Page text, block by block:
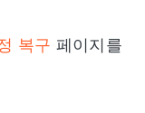
복구 페이지를